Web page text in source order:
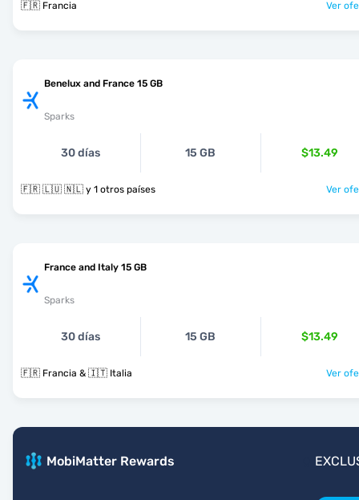
🇫🇷 Francia Ver
Benelux and France 15 GB
Sparks
30 días 15 GB $13.49
🇫🇷 🇱🇺 🇳🇱 y 1 otros países Ver
France and Italy 15 GB
Sparks
30 días 15 GB $13.49
🇫🇷 Francia & 🇮🇹 Italia Ver
MobiMatter Rewards